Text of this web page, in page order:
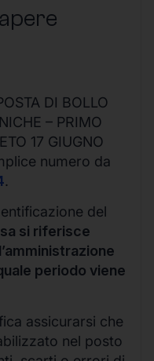
DI BOLLO
– PRIMO
17 GIUGNO
numero da
.
del
si riferisce
periodo viene
assicurarsi che
nel posto